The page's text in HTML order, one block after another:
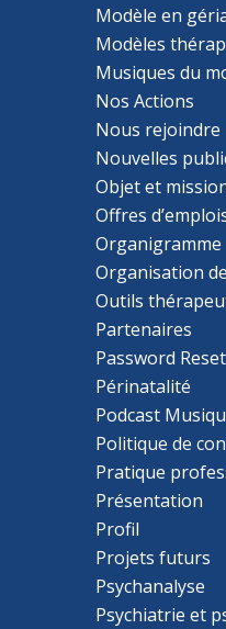
Modèle en
Modèles
Musiques du
Nos Actions
Nous rejoindre
Nouvelles
Objet et
Offres
Organigramme
Organisation
Outils
Partenaires
Password Reset
Périnatalité
Podcast
Politique de
Pratique
Présentation
Profil
Projets futurs
Psychanalyse
Psychiatrie et